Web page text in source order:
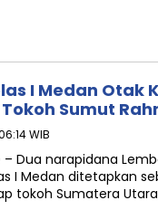
I Medan Otak
Sumut
WIB
– Dua narapidana
I Medan ditetapkan
tokoh Sumatera